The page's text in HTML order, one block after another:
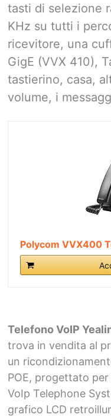
tasti di selezione
KHz su tutti i
ricevitore, una
GigE (VVX 410),
tastierino, casa,
volume, i
Polycom VVX400
Telefono VoIP
trova in vendita al
un
POE, progettato
VoIp Telephone
grafico LCD